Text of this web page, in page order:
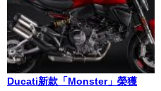
Ducati新款「Monster」榮獲